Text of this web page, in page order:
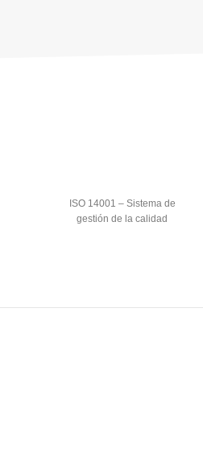
ISO 14001 – Sistema de
gestión de la calidad